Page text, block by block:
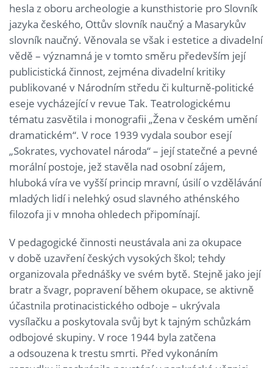
hesla z oboru archeologie a kunsthistorie pro Slovník
jazyka českého, Ottův slovník naučný a Masarykův
slovník naučný. Věnovala se však i estetice a divadelní
vědě – významná je v tomto směru především její
publicistická činnost, zejména divadelní kritiky
publikované v Národním středu či kulturně-politické
eseje vycházející v revue Tak. Teatrologickému
tématu zasvětila i monografii „Žena v českém umění
dramatickém“. V roce 1939 vydala soubor esejí
„Sokrates, vychovatel národa“ – její statečné a pevné
morální postoje, jež stavěla nad osobní zájem,
hluboká víra ve vyšší princip mravní, úsilí o vzdělávání
mladých lidí i nelehký osud slavného athénského
filozofa ji v mnoha ohledech připomínají.
V pedagogické činnosti neustávala ani za okupace
v době uzavření českých vysokých škol; tehdy
organizovala přednášky ve svém bytě. Stejně jako její
bratr a švagr, popravení během okupace, se aktivně
účastnila protinacistického odboje – ukrývala
vysílačku a poskytovala svůj byt k tajným schůzkám
odbojové skupiny. V roce 1944 byla zatčena
a odsouzena k trestu smrti. Před vykonáním